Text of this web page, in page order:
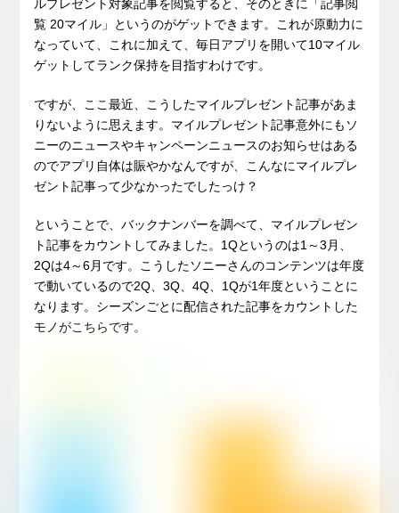
ルプレゼント対象記事を閲覧すると、そのときに「記事閲
覧 20マイル」というのがゲットできます。これが原動力に
なっていて、これに加えて、毎日アプリを開いて10マイル
ゲットしてランク保持を目指すわけです。
ですが、ここ最近、こうしたマイルプレゼント記事があま
りないように思えます。マイルプレゼント記事意外にもソ
ニーのニュースやキャンペーンニュースのお知らせはある
のでアプリ自体は賑やかなんですが、こんなにマイルプレ
ゼント記事って少なかったでしたっけ？
ということで、バックナンバーを調べて、マイルプレゼン
ト記事をカウントしてみました。1Qというのは1～3月、
2Qは4～6月です。こうしたソニーさんのコンテンツは年度
で動いているので2Q、3Q、4Q、1Qが1年度ということに
なります。シーズンごとに配信された記事をカウントした
モノがこちらです。